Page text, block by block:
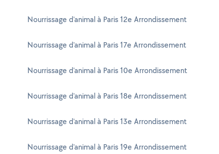
Nourrissage d'animal à Paris 12e Arrondissement
Nourrissage d'animal à Paris 17e Arrondissement
Nourrissage d'animal à Paris 10e Arrondissement
Nourrissage d'animal à Paris 18e Arrondissement
Nourrissage d'animal à Paris 13e Arrondissement
Nourrissage d'animal à Paris 19e Arrondissement